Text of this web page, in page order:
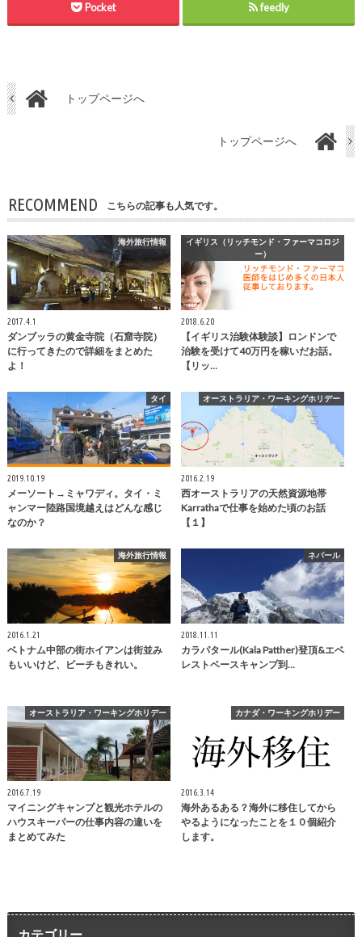
Pocket feedly
トップページへ
トップページへ
RECOMMEND こちらの記事も人気です。
海外旅行情報
2017.4.1
ダンブッラの黄金寺院（石窟寺院）
に行ってきたので詳細をまとめた
よ！
イギリス（リッチモンド・ファーマコロジ
ー）
2018.6.20
【イギリス治験体験談】ロンドンで
治験を受けて40万円を稼いだお話。
【リッ…
タイ
2019.10.19
メーソート→ミャワディ。タイ・ミ
ャンマー陸路国境越えはどんな感じ
なのか？
オーストラリア・ワーキングホリデー
2016.2.19
西オーストラリアの天然資源地帯
Karrathaで仕事を始めた頃のお話
【１】
海外旅行情報
2016.1.21
ベトナム中部の街ホイアンは街並み
もいいけど、ビーチもきれい。
ネパール
2018.11.11
カラパタール(Kala Patther)登頂&エベ
レストベースキャンプ到…
オーストラリア・ワーキングホリデー
2016.7.19
マイニングキャンプと観光ホテルの
ハウスキーパーの仕事内容の違いを
まとめてみた
カナダ・ワーキングホリデー
2016.3.14
海外あるある？海外に移住してから
やるようになったことを１０個紹介
します。